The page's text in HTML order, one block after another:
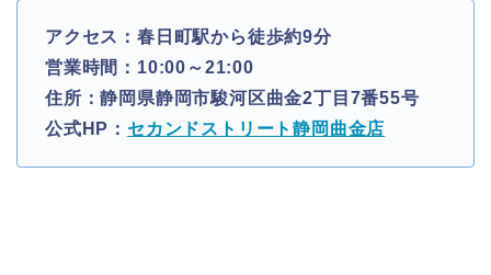
アクセス：春日町駅から徒歩約9分
営業時間：10:00～21:00
住所：静岡県静岡市駿河区曲金2丁目7番55号
公式HP： セカンドストリート静岡曲金店